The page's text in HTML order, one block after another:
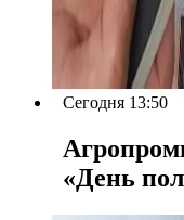
Сегодня 13:50
«День